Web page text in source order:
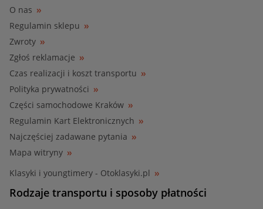
O nas
Regulamin sklepu
Zwroty
Zgłoś reklamacje
Czas realizacji i koszt transportu
Polityka prywatności
Części samochodowe Kraków
Regulamin Kart Elektronicznych
Najczęściej zadawane pytania
Mapa witryny
Klasyki i youngtimery - Otoklasyki.pl
Rodzaje transportu i sposoby płatności